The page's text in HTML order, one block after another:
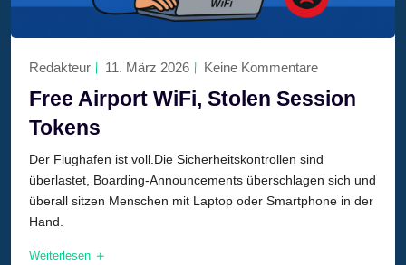
Redakteur 11. März 2026 Keine Kommentare
Free Airport WiFi, Stolen Session
Tokens
Der Flughafen ist voll.Die Sicherheitskontrollen sind
überlastet, Boarding-Announcements überschlagen sich und
überall sitzen Menschen mit Laptop oder Smartphone in der
Hand.
Weiterlesen